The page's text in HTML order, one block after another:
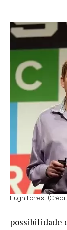
Hugh Forrest
possibilidade